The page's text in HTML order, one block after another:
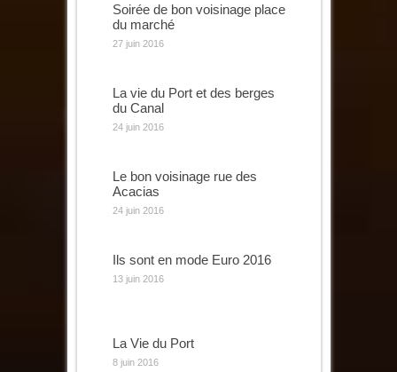
Soirée de bon voisinage place
du marché
27 juin 2016
La vie du Port et des berges
du Canal
24 juin 2016
Le bon voisinage rue des
Acacias
24 juin 2016
Ils sont en mode Euro 2016
13 juin 2016
La Vie du Port
8 juin 2016